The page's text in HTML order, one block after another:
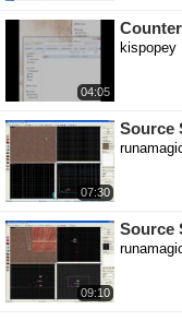
04:05
kispopey
07:30
Source
09:10
Source